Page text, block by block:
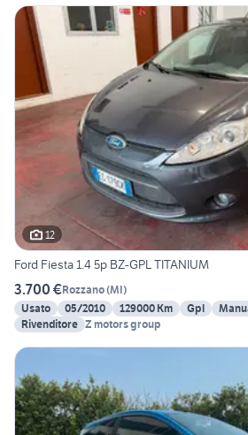
12
Ford Fiesta 1.4 5p BZ-GPL TITANIUM
3.700 €Rozzano(MI)
Usato
05/2010 129000 Km Gpl
Rivenditore Z motors group